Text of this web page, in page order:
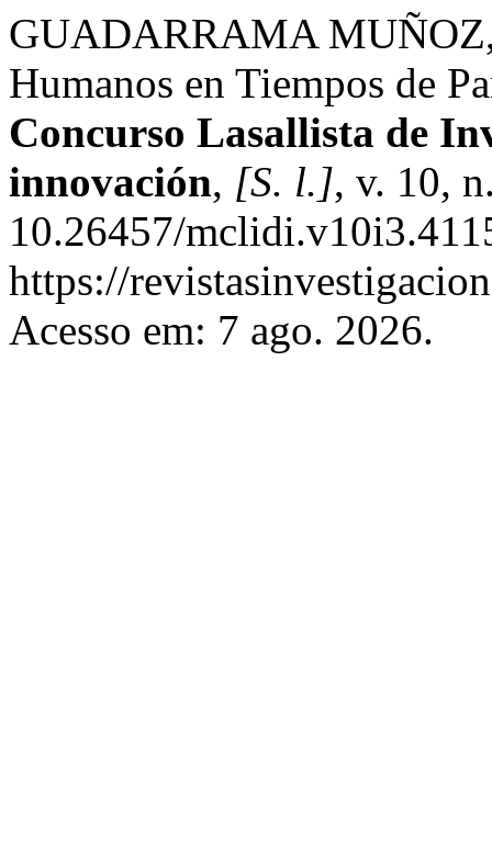
GUADARRAMA MUÑOZ,
Humanos en Tiempos de
Concurso Lasallista de
innovación, [S. l.], v. 10,
10.26457/
https://
Acesso em: 7 ago. 2026.